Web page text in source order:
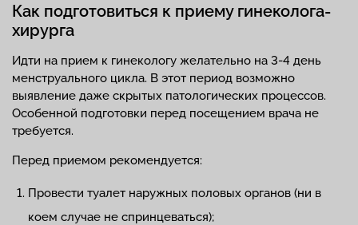
Как подготовиться к приему гинеколога-
хирурга
Идти на прием к гинекологу желательно на 3-4 день
менструального цикла. В этот период возможно
выявление даже скрытых патологических процессов.
Особенной подготовки перед посещением врача не
требуется.
Перед приемом рекомендуется:
Провести туалет наружных половых органов (ни в
коем случае не спринцеваться);